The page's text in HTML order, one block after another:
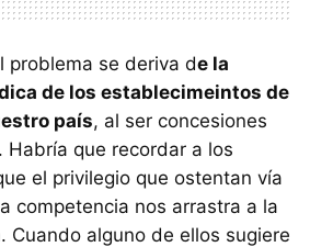
problema se deriva de la
de los establecimeintos de
país, al ser concesiones
Habría que recordar a los
el privilegio que ostentan vía
competencia nos arrastra a la
Cuando alguno de ellos sugiere